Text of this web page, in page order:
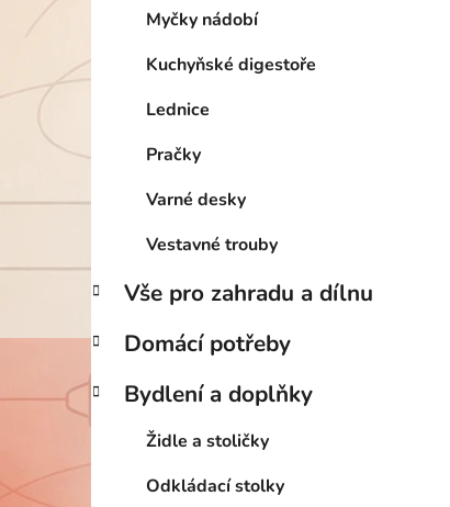
Myčky nádobí
Kuchyňské digestoře
Lednice
Pračky
Varné desky
Vestavné trouby
Vše pro zahradu a dílnu
Domácí potřeby
Bydlení a doplňky
Židle a stoličky
Odkládací stolky